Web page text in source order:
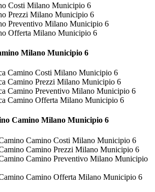
Costi Milano Municipio 6
Prezzi Milano Municipio 6
Preventivo Milano Municipio 6
Offerta Milano Municipio 6
Milano Municipio 6
Camino Costi Milano Municipio 6
Camino Prezzi Milano Municipio 6
Camino Preventivo Milano Municipio 6
Camino Offerta Milano Municipio 6
Camino Milano Municipio 6
Camino Costi Milano Municipio 6
Camino Prezzi Milano Municipio 6
Camino Preventivo Milano Municipio
Camino Offerta Milano Municipio 6